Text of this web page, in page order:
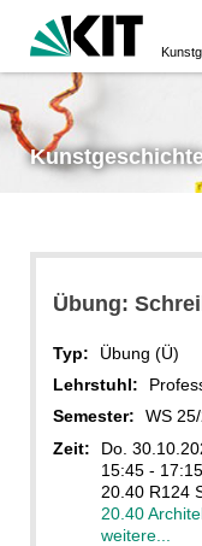
Übung:
Typ:
Übung (Ü)
Lehrstuhl:
Semester:
WS
Zeit:
Do.
15:45 -
20.40 R124
20.40
weitere...